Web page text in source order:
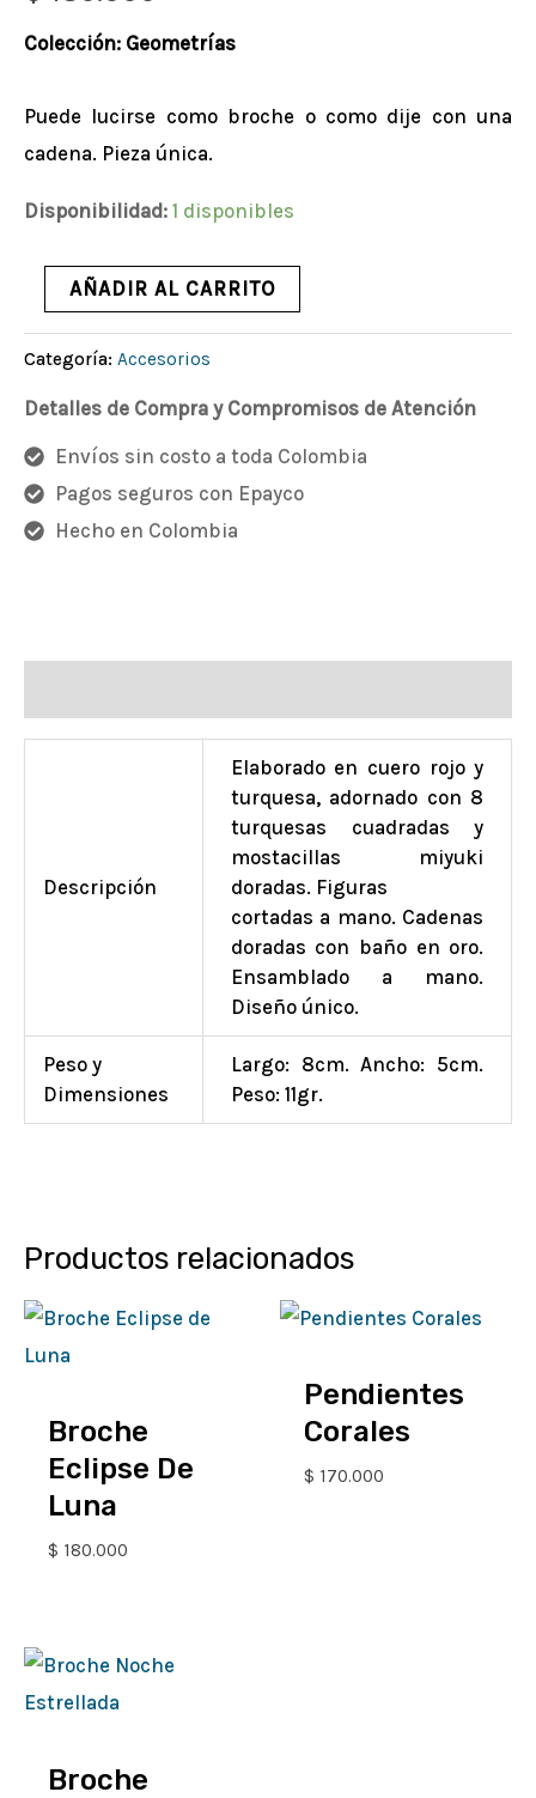
Colección: Geometrías
Puede lucirse como broche o como dije con una
cadena. Pieza única.
Disponibilidad: 1 disponibles
AÑADIR AL CARRITO
Categoría: Accesorios
Detalles de Compra y Compromisos de Atención
Envíos sin costo a toda Colombia
Pagos seguros con Epayco
Hecho en Colombia
Descripción
Elaborado en cuero rojo y
turquesa, adornado con 8
turquesas cuadradas y
mostacillas miyuki
doradas. Figuras
cortadas a mano. Cadenas
doradas con baño en oro.
Ensamblado a mano.
Diseño único.
Peso y
Dimensiones
Largo: 8cm. Ancho: 5cm.
Peso: 11gr.
Productos relacionados
Broche
Eclipse De
Luna
$ 180.000
Pendientes
Corales
$ 170.000
Broche